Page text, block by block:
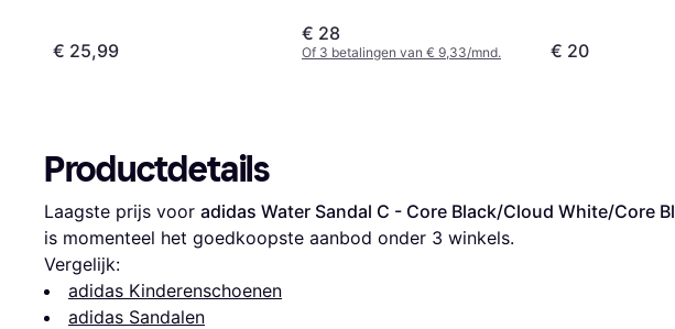
€ 25,99
€ 28
Of 3 betalingen van € 9,33/mnd. € 20
Productdetails
Laagste prijs voor adidas Water Sandal C - Core Black/Cloud White/Core Bl
is momenteel het goedkoopste aanbod onder 3 winkels.
Vergelijk:
adidas Kinderenschoenen
adidas Sandalen